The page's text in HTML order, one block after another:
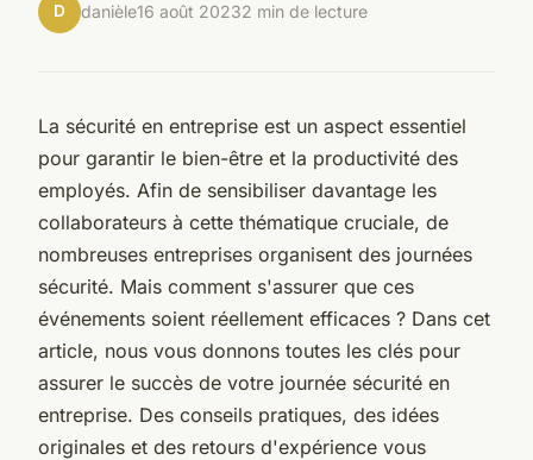
D danièle16 août 20232 min de lecture
La sécurité en entreprise est un aspect essentiel
pour garantir le bien-être et la productivité des
employés. Afin de sensibiliser davantage les
collaborateurs à cette thématique cruciale, de
nombreuses entreprises organisent des journées
sécurité. Mais comment s'assurer que ces
événements soient réellement efficaces ? Dans cet
article, nous vous donnons toutes les clés pour
assurer le succès de votre journée sécurité en
entreprise. Des conseils pratiques, des idées
originales et des retours d'expérience vous